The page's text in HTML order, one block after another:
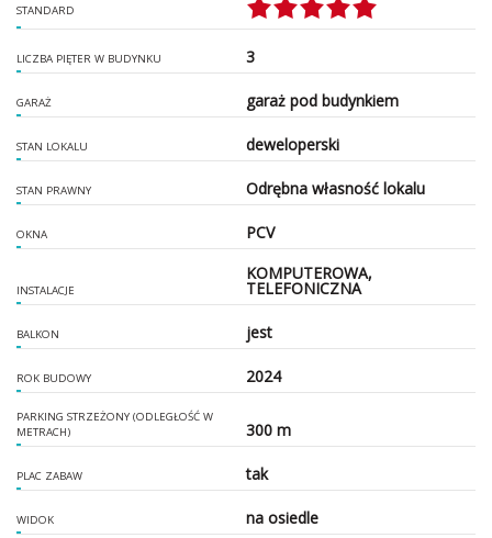
STANDARD
LICZBA PIĘTER W BUDYNKU 3
GARAŻ garaż pod budynkiem
STAN LOKALU deweloperski
STAN PRAWNY Odrębna własność lokalu
OKNA PCV
INSTALACJE
KOMPUTEROWA,
TELEFONICZNA
BALKON jest
ROK BUDOWY 2024
PARKING STRZEŻONY (ODLEGŁOŚĆ W
METRACH)
300 m
PLAC ZABAW tak
WIDOK na osiedle